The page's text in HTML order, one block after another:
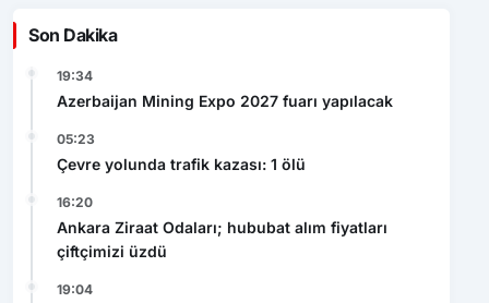
Son Dakika
19:34
Azerbaijan Mining Expo 2027 fuarı yapılacak
05:23
Çevre yolunda trafik kazası: 1 ölü
16:20
Ankara Ziraat Odaları; hububat alım fiyatları
çiftçimizi üzdü
19:04